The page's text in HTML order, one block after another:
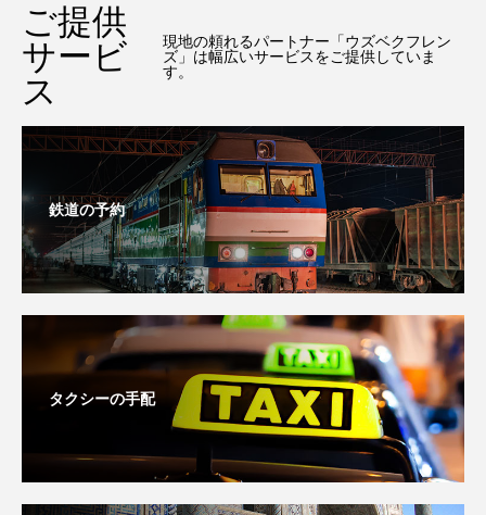
ご提供
サービ
ス
現地の頼れるパートナー「ウズベクフレン
ズ」は幅広いサービスをご提供していま
す。
鉄道の予約
タクシーの手配